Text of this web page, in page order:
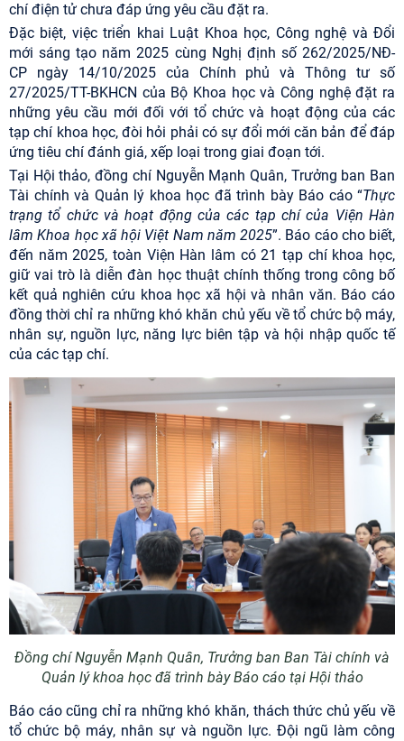
chí điện tử chưa đáp ứng yêu cầu đặt ra.
Đặc biệt, việc triển khai Luật Khoa học, Công nghệ và Đổi
mới sáng tạo năm 2025 cùng Nghị định số 262/2025/NĐ-
CP ngày 14/10/2025 của Chính phủ và Thông tư số
27/2025/TT-BKHCN của Bộ Khoa học và Công nghệ đặt ra
những yêu cầu mới đối với tổ chức và hoạt động của các
tạp chí khoa học, đòi hỏi phải có sự đổi mới căn bản để đáp
ứng tiêu chí đánh giá, xếp loại trong giai đoạn tới.
Tại Hội thảo, đồng chí Nguyễn Mạnh Quân, Trưởng ban Ban
Tài chính và Quản lý khoa học đã trình bày Báo cáo “Thực
trạng tổ chức và hoạt động của các tạp chí của Viện Hàn
lâm Khoa học xã hội Việt Nam năm 2025”. Báo cáo cho biết,
đến năm 2025, toàn Viện Hàn lâm có 21 tạp chí khoa học,
giữ vai trò là diễn đàn học thuật chính thống trong công bố
kết quả nghiên cứu khoa học xã hội và nhân văn. Báo cáo
đồng thời chỉ ra những khó khăn chủ yếu về tổ chức bộ máy,
nhân sự, nguồn lực, năng lực biên tập và hội nhập quốc tế
của các tạp chí.
Đồng chí Nguyễn Mạnh Quân, Trưởng ban Ban Tài chính và
Quản lý khoa học đã trình bày Báo cáo tại Hội thảo
Báo cáo cũng chỉ ra những khó khăn, thách thức chủ yếu về
tổ chức bộ máy, nhân sự và nguồn lực. Đội ngũ làm công